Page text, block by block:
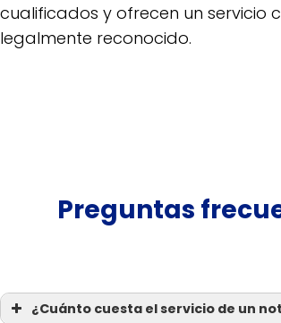
cualificados y ofrecen un servicio
legalmente reconocido.
Preguntas
¿Cuánto cuesta el servicio de un